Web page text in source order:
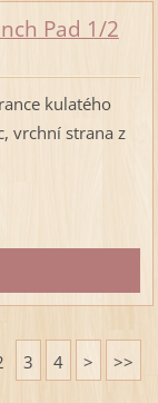
Pad 1/2
kulatého
vrchní strana z
3 4 > >>